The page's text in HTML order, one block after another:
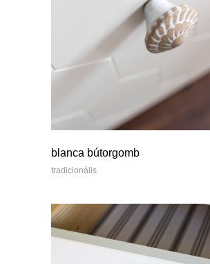
blanca bútorgomb
tradicionális